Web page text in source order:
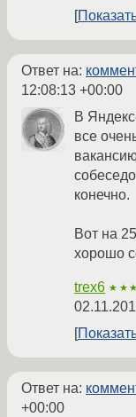
Ответ на:
12:08:13 +00:00
В
все
конечно.
Вот на
хорошо
trex6
Ответ на:
+00:00